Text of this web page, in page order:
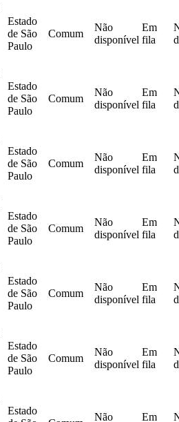
Estado
de São
Paulo
Comum
Não
disponível
Em
fila
Estado
de São
Paulo
Comum
Não
disponível
Em
fila
Estado
de São
Paulo
Comum
Não
disponível
Em
fila
Estado
de São
Paulo
Comum
Não
disponível
Em
fila
Estado
de São
Paulo
Comum
Não
disponível
Em
fila
Estado
de São
Paulo
Comum
Não
disponível
Em
fila
Estado
Não Em